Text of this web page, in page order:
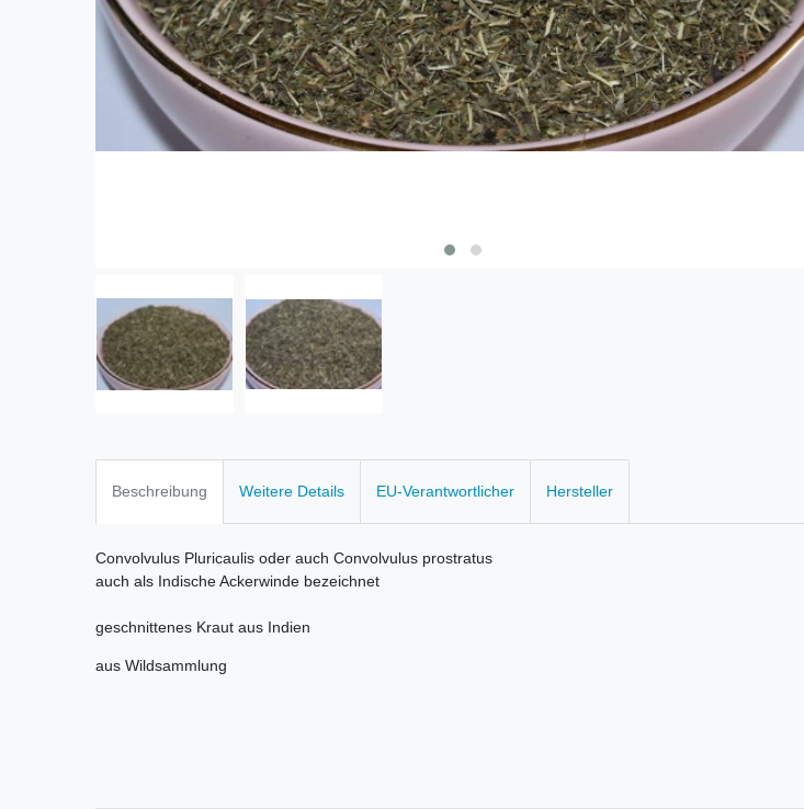
Beschreibung Weitere Details EU-Verantwortlicher Hersteller
Convolvulus Pluricaulis oder auch Convolvulus prostratus
auch als Indische Ackerwinde bezeichnet
geschnittenes Kraut aus Indien
aus Wildsammlung